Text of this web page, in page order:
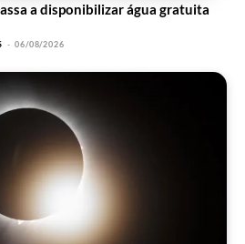
a disponibilizar água gratuita
- 06/08/2026